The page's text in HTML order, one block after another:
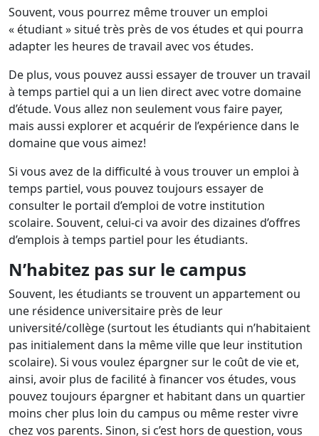
Souvent, vous pourrez même trouver un emploi
« étudiant » situé très près de vos études et qui pourra
adapter les heures de travail avec vos études.
De plus, vous pouvez aussi essayer de trouver un travail
à temps partiel qui a un lien direct avec votre domaine
d’étude. Vous allez non seulement vous faire payer,
mais aussi explorer et acquérir de l’expérience dans le
domaine que vous aimez!
Si vous avez de la difficulté à vous trouver un emploi à
temps partiel, vous pouvez toujours essayer de
consulter le portail d’emploi de votre institution
scolaire. Souvent, celui-ci va avoir des dizaines d’offres
d’emplois à temps partiel pour les étudiants.
N’habitez pas sur le campus
Souvent, les étudiants se trouvent un appartement ou
une résidence universitaire près de leur
université/collège (surtout les étudiants qui n’habitaient
pas initialement dans la même ville que leur institution
scolaire). Si vous voulez épargner sur le coût de vie et,
ainsi, avoir plus de facilité à financer vos études, vous
pouvez toujours épargner et habitant dans un quartier
moins cher plus loin du campus ou même rester vivre
chez vos parents. Sinon, si c’est hors de question, vous